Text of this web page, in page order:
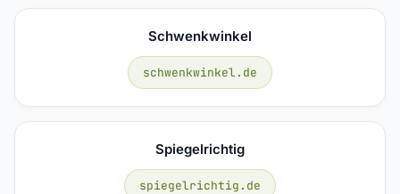
Schwenkwinkel
schwenkwinkel.de
Spiegelrichtig
spiegelrichtig.de